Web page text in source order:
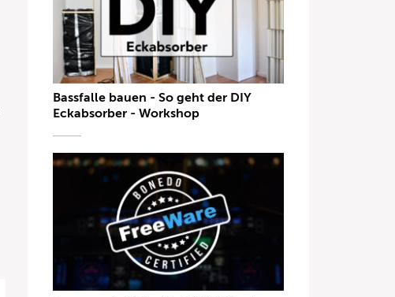
Bassfalle bauen - So geht der DIY
Eckabsorber - Workshop